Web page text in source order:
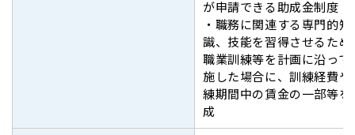
が申請できる助成金制度
・職務に関連する専門的知
識、技能を習得させるため
職業訓練等を計画に沿って
施した場合に、訓練経費や
練期間中の賃金の一部等を
成